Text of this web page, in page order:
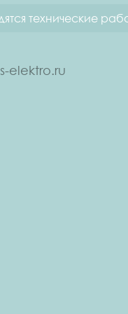
технические
elektro.ru